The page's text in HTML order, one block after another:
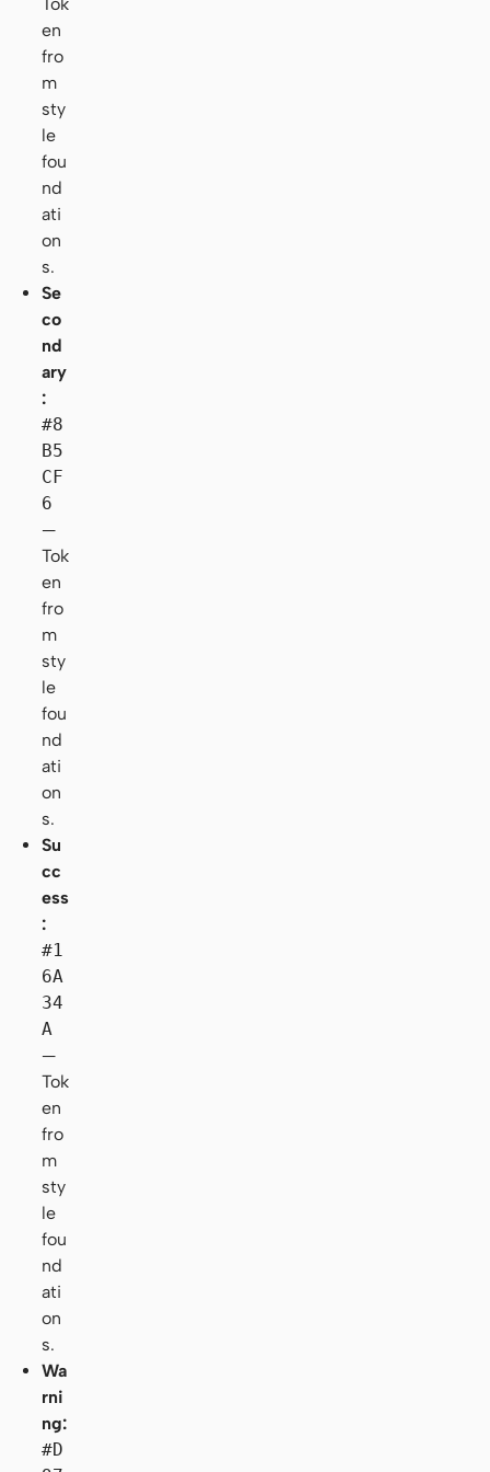
en
fro
m
sty
le
fou
nd
ati
on
s.
Se
co
nd
ary
:
#8
B5
CF
6
—
Tok
en
fro
m
sty
le
fou
nd
ati
on
s.
Su
cc
ess
:
#1
6A
34
A
—
Tok
en
fro
m
sty
le
fou
nd
ati
on
s.
Wa
rni
ng:
#D